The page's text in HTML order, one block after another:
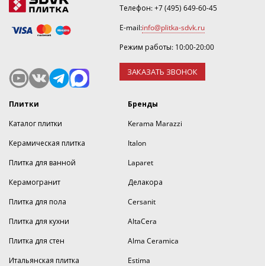
Телефон:+7 (495) 649-60-45
E-mail:info@plitka-sdvk.ru
Режим работы: 10:00-20:00
ЗАКАЗАТЬ ЗВОНОК
Плитки
Каталог плитки
Керамическая плитка
Плитка для ванной
Керамогранит
Плитка для пола
Плитка для кухни
Плитка для стен
Итальянская плитка
Бренды
Kerama Marazzi
Italon
Laparet
Делакора
Cersanit
AltaCera
Alma Ceramica
Estima